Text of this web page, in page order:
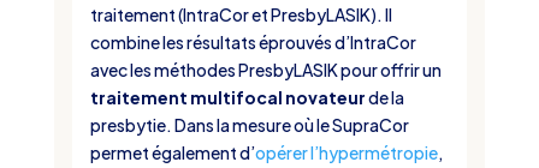
traitement (IntraCor et PresbyLASIK). Il
combine les résultats éprouvés d’IntraCor
avec les méthodes PresbyLASIK pour offrir un
traitement multifocal novateurde la
presbytie. Dans la mesure où le SupraCor
permet également d’opérer l’hypermétropie,